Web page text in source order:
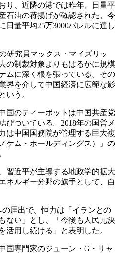
り、近隣の港では昨年、日量平
石油の荷揚げが確認された。今
日量平均25万3000バレルに達し
研究員マックス・マイズリッ
の制裁対象よりもはるかに規模
ムに深く根を張っている。その
界を介して中国経済に広範な影
いう。
国のティーポットは中国共産党
びついている。2018年の国営メ
は中国国務院が管理する巨大複
ケム・ホールディングス）」の
習近平が主導する地政学的拡大
ネルギー分野の旗手として、自
届出で、恒力は「イランとの
ない」とし、「今後も人民元決
活用し続ける」と表明した。
国専門家のジューン・G・リャ